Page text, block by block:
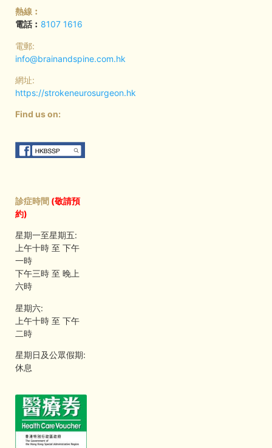
熱線︰
電話︰ 8107 1616
電郵:
info@brainandspine.com.hk
網址:
https://strokeneurosurgeon.hk
Find us on:
診症時間 (敬請預
約)
星期一至星期五:
上午十時 至 下午
一時
下午三時 至 晚上
六時
星期六:
上午十時 至 下午
二時
星期日及公眾假期:
休息